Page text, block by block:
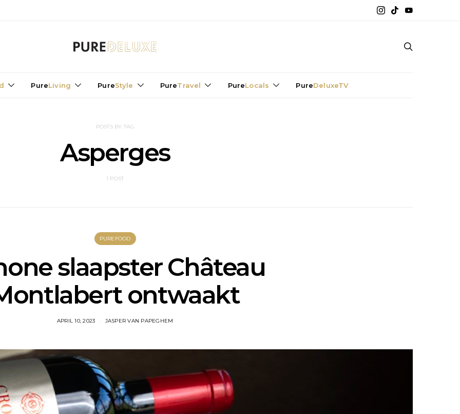
PureLiving PureStyle PureTravel PureLocals PureDeluxeTV
POSTS BY TAG
Asperges
1 POST
PUREFOOD
slaapster Château
ontwaakt
APRIL 10, 2023 JASPER VAN PAPEGHEM